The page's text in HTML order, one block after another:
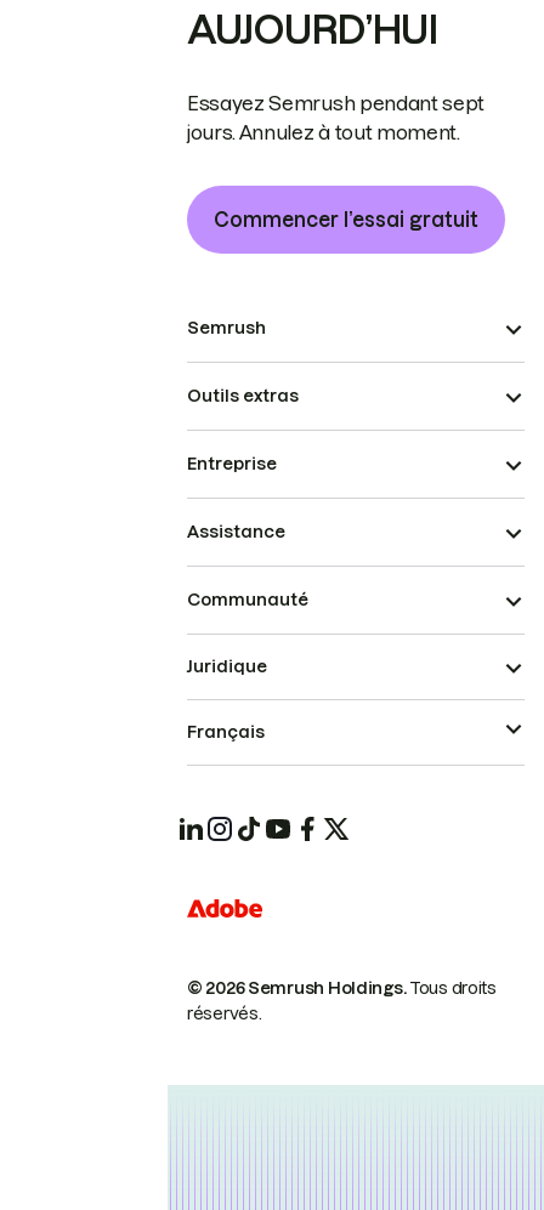
AUJOURD’HUI
Essayez Semrush pendant sept
jours. Annulez à tout moment.
Commencer l’essai gratuit
Semrush
Outils extras
Entreprise
Assistance
Communauté
© 2026 Semrush Holdings.Tous droits
réservés.
Juridique
Français